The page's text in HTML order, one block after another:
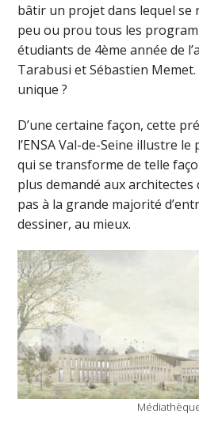
bâtir un projet dans lequel
peu ou prou tous les
étudiants de 4ème année de
Tarabusi et Sébastien
unique ?
D’une certaine façon, cette
l’ENSA Val-de-Seine illustre
qui se transforme de telle
plus demandé aux
pas à la grande majorité
dessiner, au mieux.